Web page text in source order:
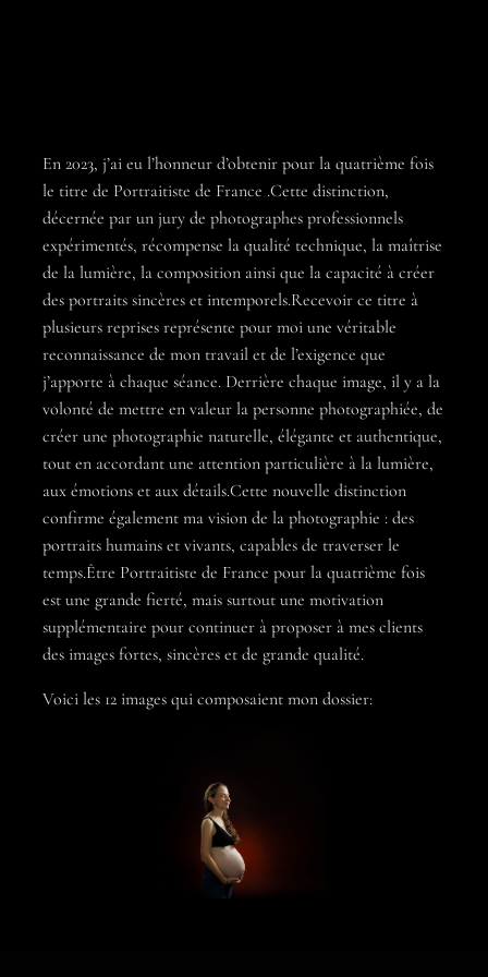
En 2023, j’ai eu l’honneur d’obtenir pour la quatrième fois
le titre de Portraitiste de France .Cette distinction,
décernée par un jury de photographes professionnels
expérimentés, récompense la qualité technique, la maîtrise
de la lumière, la composition ainsi que la capacité à créer
des portraits sincères et intemporels.Recevoir ce titre à
plusieurs reprises représente pour moi une véritable
reconnaissance de mon travail et de l’exigence que
j’apporte à chaque séance. Derrière chaque image, il y a la
volonté de mettre en valeur la personne photographiée, de
créer une photographie naturelle, élégante et authentique,
tout en accordant une attention particulière à la lumière,
aux émotions et aux détails.Cette nouvelle distinction
confirme également ma vision de la photographie : des
portraits humains et vivants, capables de traverser le
temps.Être Portraitiste de France pour la quatrième fois
est une grande fierté, mais surtout une motivation
supplémentaire pour continuer à proposer à mes clients
des images fortes, sincères et de grande qualité.
Voici les 12 images qui composaient mon dossier: